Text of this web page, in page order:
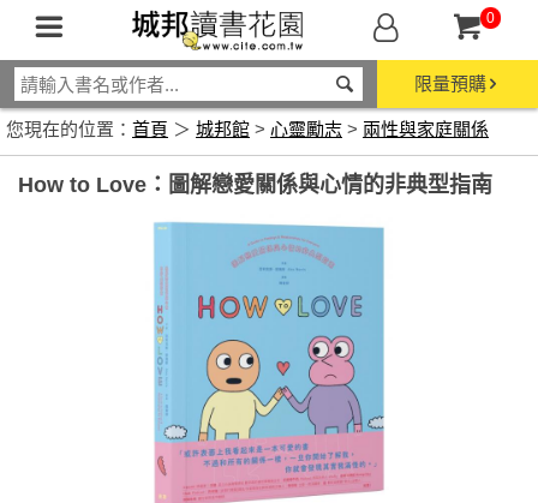
0
限量預購
您現在的位置： 首頁 ＞ 城邦館 > 心靈勵志 > 兩性與家庭關係
How to Love：圖解戀愛關係與心情的非典型指南